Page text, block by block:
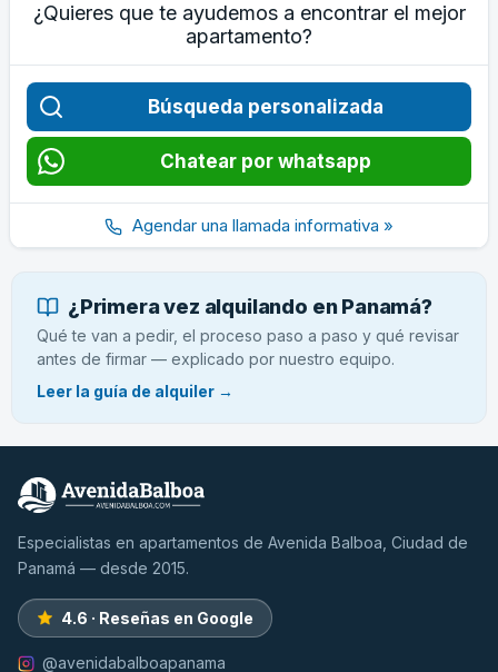
¿Quieres que te ayudemos a encontrar el mejor
apartamento?
Búsqueda personalizada
Chatear por whatsapp
Agendar una llamada informativa »
¿Primera vez alquilando en Panamá?
Qué te van a pedir, el proceso paso a paso y qué revisar
antes de firmar — explicado por nuestro equipo.
Leer la guía de alquiler →
Especialistas en apartamentos de Avenida Balboa, Ciudad de
Panamá — desde 2015.
4.6 · Reseñas en Google
@avenidabalboapanama